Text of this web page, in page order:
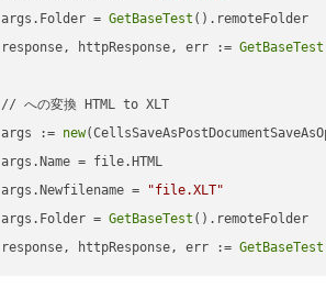
args.Folder = GetBaseTest ().remoteFolder
response, httpResponse, err := GetBaseTest
// への変換 HTML to XLT
args := new
args.Name = file.HTML
args.Newfilename =
"file.XLT"
args.Folder = GetBaseTest ().remoteFolder
response, httpResponse, err := GetBaseTest